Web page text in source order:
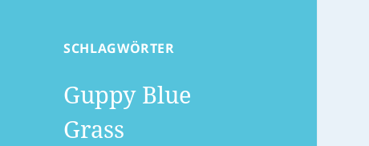
SCHLAGWÖRTER
Guppy Blue
Grass